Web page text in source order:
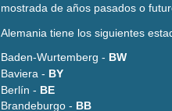
mostrada de años pasados o
Alemania tiene los siguientes
Baden-Wurtemberg - BW
Baviera - BY
Berlín - BE
Brandeburgo - BB